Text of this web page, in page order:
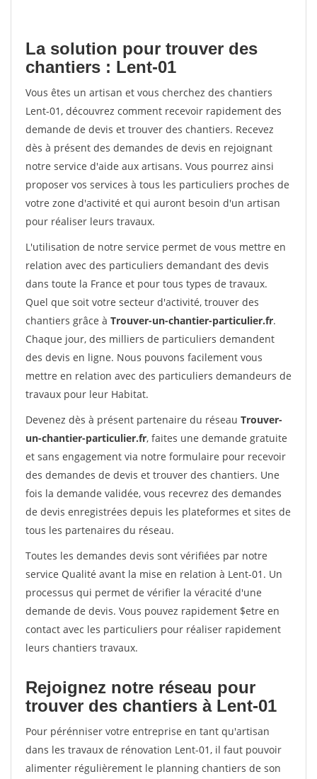
La solution pour trouver des
chantiers : Lent-01
Vous êtes un artisan et vous cherchez des chantiers
Lent-01, découvrez comment recevoir rapidement des
demande de devis et trouver des chantiers. Recevez
dès à présent des demandes de devis en rejoignant
notre service d'aide aux artisans. Vous pourrez ainsi
proposer vos services à tous les particuliers proches de
votre zone d'activité et qui auront besoin d'un artisan
pour réaliser leurs travaux.
L'utilisation de notre service permet de vous mettre en
relation avec des particuliers demandant des devis
dans toute la France et pour tous types de travaux.
Quel que soit votre secteur d'activité, trouver des
chantiers grâce à Trouver-un-chantier-particulier.fr.
Chaque jour, des milliers de particuliers demandent
des devis en ligne. Nous pouvons facilement vous
mettre en relation avec des particuliers demandeurs de
travaux pour leur Habitat.
Devenez dès à présent partenaire du réseau Trouver-
un-chantier-particulier.fr, faites une demande gratuite
et sans engagement via notre formulaire pour recevoir
des demandes de devis et trouver des chantiers. Une
fois la demande validée, vous recevrez des demandes
de devis enregistrées depuis les plateformes et sites de
tous les partenaires du réseau.
Toutes les demandes devis sont vérifiées par notre
service Qualité avant la mise en relation à Lent-01. Un
processus qui permet de vérifier la véracité d'une
demande de devis. Vous pouvez rapidement $etre en
contact avec les particuliers pour réaliser rapidement
leurs chantiers travaux.
Rejoignez notre réseau pour
trouver des chantiers à Lent-01
Pour pérénniser votre entreprise en tant qu'artisan
dans les travaux de rénovation Lent-01, il faut pouvoir
alimenter régulièrement le planning chantiers de son